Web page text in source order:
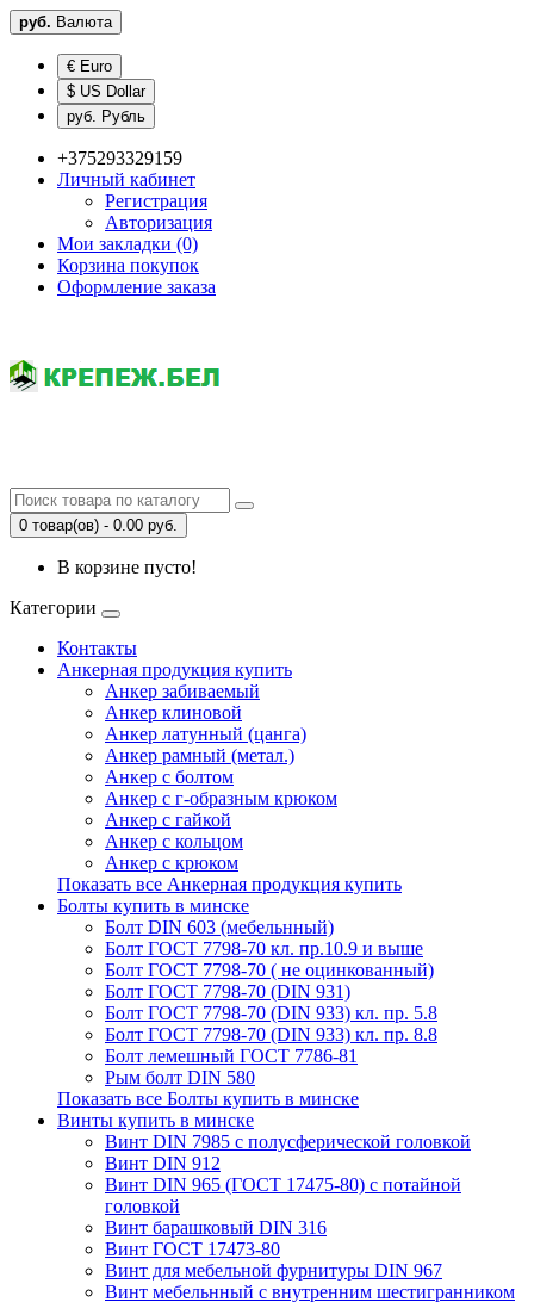
руб. Валюта
€ Euro
$ US Dollar
руб. Рубль
+375293329159
Личный кабинет
Регистрация
Авторизация
Мои закладки (0)
Корзина покупок
Оформление заказа
0 товар(ов) - 0.00 руб.
В корзине пусто!
Категории
Контакты
Анкерная продукция купить
Анкер забиваемый
Анкер клиновой
Анкер латунный (цанга)
Анкер рамный (метал.)
Анкер с болтом
Анкер с г-образным крюком
Анкер с гайкой
Анкер с кольцом
Анкер с крюком
Показать все Анкерная продукция купить
Болты купить в минске
Болт DIN 603 (мебельнный)
Болт ГОСТ 7798-70 кл. пр.10.9 и выше
Болт ГОСТ 7798-70 ( не оцинкованный)
Болт ГОСТ 7798-70 (DIN 931)
Болт ГОСТ 7798-70 (DIN 933) кл. пр. 5.8
Болт ГОСТ 7798-70 (DIN 933) кл. пр. 8.8
Болт лемешный ГОСТ 7786-81
Рым болт DIN 580
Показать все Болты купить в минске
Винты купить в минске
Винт DIN 7985 с полусферической головкой
Винт DIN 912
Винт DIN 965 (ГОСТ 17475-80) с потайной
головкой
Винт барашковый DIN 316
Винт ГОСТ 17473-80
Винт для мебельной фурнитуры DIN 967
Винт мебельнный с внутренним шестигранником